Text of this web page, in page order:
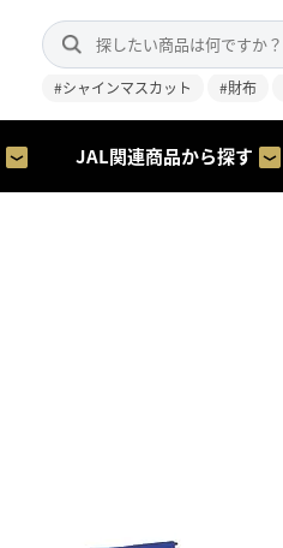
#シャインマスカット #財布
JAL関連商品から探す